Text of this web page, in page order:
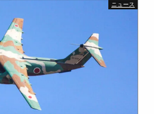
ニュース